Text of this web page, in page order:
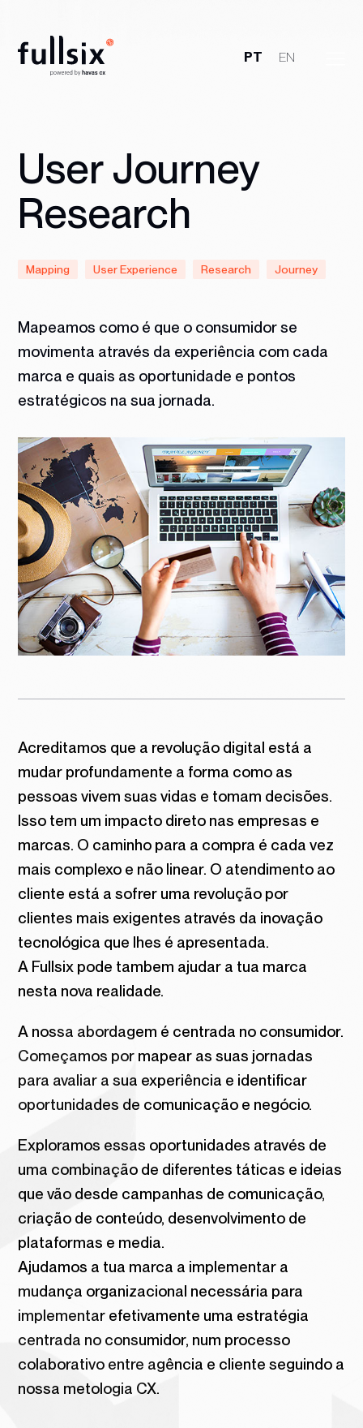
PT EN
Serviços
Contactos
User Journey
Research
Mapping User Experience Research Journey
Mapeamos como é que o consumidor se
movimenta através da experiência com cada
marca e quais as oportunidade e pontos
estratégicos na sua jornada.
Acreditamos que a revolução digital está a
mudar profundamente a forma como as
pessoas vivem suas vidas e tomam decisões.
Isso tem um impacto direto nas empresas e
marcas. O caminho para a compra é cada vez
mais complexo e não linear. O atendimento ao
cliente está a sofrer uma revolução por
clientes mais exigentes através da inovação
tecnológica que lhes é apresentada.
A Fullsix pode tambem ajudar a tua marca
nesta nova realidade.
A nossa abordagem é centrada no consumidor.
Começamos por mapear as suas jornadas
para avaliar a sua experiência e identificar
oportunidades de comunicação e negócio.
Exploramos essas oportunidades através de
uma combinação de diferentes táticas e ideias
que vão desde campanhas de comunicação,
criação de conteúdo, desenvolvimento de
plataformas e media.
Ajudamos a tua marca a implementar a
mudança organizacional necessária para
implementar efetivamente uma estratégia
centrada no consumidor, num processo
colaborativo entre agência e cliente seguindo a
nossa metologia CX.